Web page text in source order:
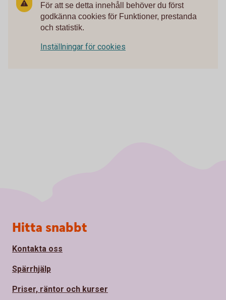
För att se detta innehåll behöver du först
godkänna cookies för Funktioner, prestanda
och statistik.
Inställningar för cookies
Sidfot
Hitta snabbt
Kontakta oss
Spärrhjälp
Priser, räntor och kurser